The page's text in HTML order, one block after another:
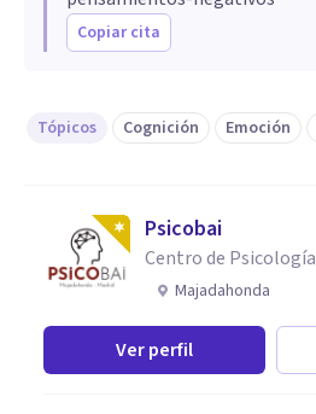
Copiar cita
Tópicos Cognición Emoción
Psicobai
Centro de Psicología
Majadahonda
Ver perfil